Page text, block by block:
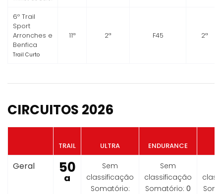
6º Trail
Sport
Arronches e
Benfica
Trail Curto
11ª 2ª F45 2ª
CIRCUITOS 2026
TRAIL ULTRA ENDURANCE
Geral 50
ª
Sem
classificação
Somatório:
Sem
classificação
Somatório: 0